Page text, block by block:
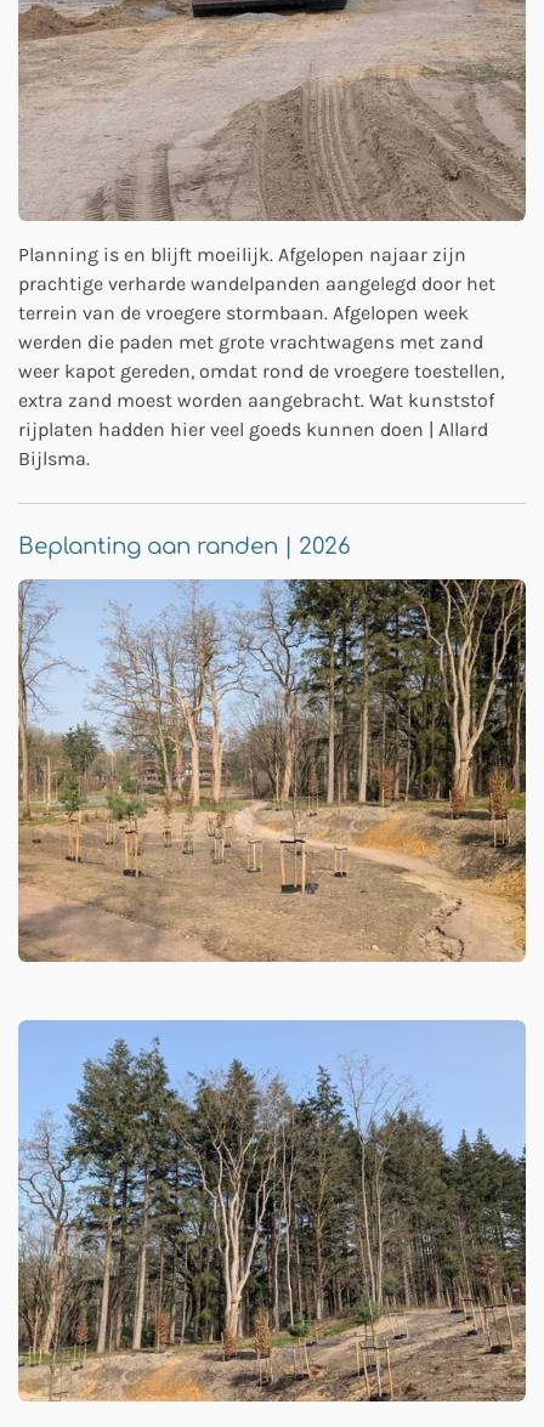
Planning is en blijft moeilijk. Afgelopen najaar zijn
prachtige verharde wandelpanden aangelegd door het
terrein van de vroegere stormbaan. Afgelopen week
werden die paden met grote vrachtwagens met zand
weer kapot gereden, omdat rond de vroegere toestellen,
extra zand moest worden aangebracht. Wat kunststof
rijplaten hadden hier veel goeds kunnen doen | Allard
Bijlsma.
Beplanting aan randen | 2026